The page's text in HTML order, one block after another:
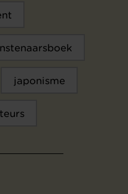
japonisme